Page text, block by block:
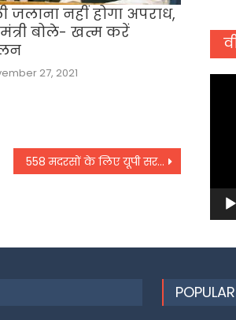
जलाना नहीं होगा अपराध,
बोले- खत्म करें
27, 2021
558 मदरसों के लिए यूपी सरकार ने रखा 479 करोड़ रुपए का प्रस्‍ताव, मदरसा मॉडर्नाइजेशन पर होगा काम